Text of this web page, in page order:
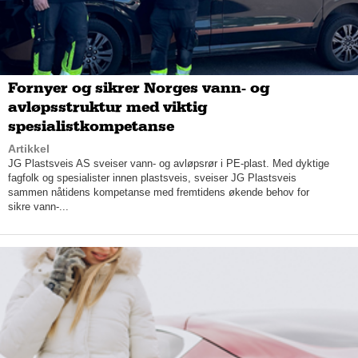
blir en rød tråd i alle rom. Stiler og farger må selvsagt passe
sammen.
– Vi jobber mye med å ikke være som alle andre. Vi kommer
ikke inn i boliger for å rense ut alle tingene deres og ta inn våre
ting – det er ikke sånn det fungerer, smiler de to.
Det kan være ulike grunner til at en bolig ligger ute for salg.
Noen har kanskje gjennomgått en skilsmisse, mens andre har
mistet en nærstående. I sårbare situasjoner som dette, vet
Fornyer og sikrer Norges vann- og
avløpsstruktur med viktig
spesialistkompetanse
Artikkel
JG Plastsveis AS sveiser vann- og avløpsrør i PE-plast. Med dyktige
fagfolk og spesialister innen plastsveis, sveiser JG Plastsveis
sammen nåtidens kompetanse med fremtidens økende behov for
sikre vann-...